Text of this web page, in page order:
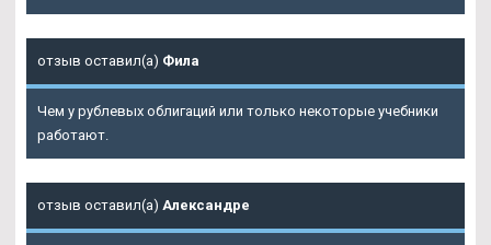
отзыв оставил(а) Фила
Чем у рублевых облигаций или только некоторые учебники
работают.
отзыв оставил(а) Александре